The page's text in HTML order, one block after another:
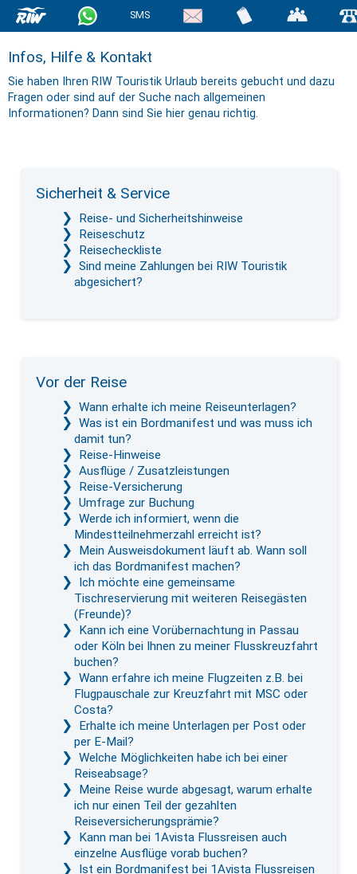
SMS
Infos, Hilfe & Kontakt
Sie haben Ihren RIW Touristik Urlaub bereits gebucht und dazu
Fragen oder sind auf der Suche nach allgemeinen
Informationen? Dann sind Sie hier genau richtig.
Sicherheit & Service
Reise- und Sicherheitshinweise
Reiseschutz
Reisecheckliste
Sind meine Zahlungen bei RIW Touristik
abgesichert?
Vor der Reise
Wann erhalte ich meine Reiseunterlagen?
Was ist ein Bordmanifest und was muss ich
damit tun?
Reise-Hinweise
Ausflüge / Zusatzleistungen
Reise-Versicherung
Umfrage zur Buchung
Werde ich informiert, wenn die
Mindestteilnehmerzahl erreicht ist?
Mein Ausweisdokument läuft ab. Wann soll
ich das Bordmanifest machen?
Ich möchte eine gemeinsame
Tischreservierung mit weiteren Reisegästen
(Freunde)?
Kann ich eine Vorübernachtung in Passau
oder Köln bei Ihnen zu meiner Flusskreuzfahrt
buchen?
Wann erfahre ich meine Flugzeiten z.B. bei
Flugpauschale zur Kreuzfahrt mit MSC oder
Costa?
Erhalte ich meine Unterlagen per Post oder
per E-Mail?
Welche Möglichkeiten habe ich bei einer
Reiseabsage?
Meine Reise wurde abgesagt, warum erhalte
ich nur einen Teil der gezahlten
Reiseversicherungsprämie?
Kann man bei 1Avista Flussreisen auch
einzelne Ausflüge vorab buchen?
Ist ein Bordmanifest bei 1Avista Flussreisen